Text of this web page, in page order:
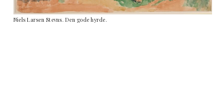
Niels Larsen Stevns. Den gode hyrde.